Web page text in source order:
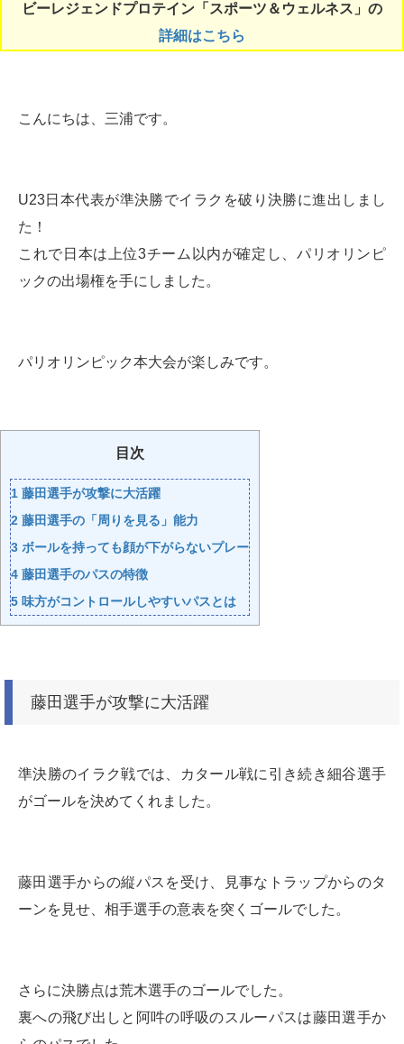
ビーレジェンドプロテイン「スポーツ＆ウェルネス」の
詳細はこちら
こんにちは、三浦です。
U23日本代表が準決勝でイラクを破り決勝に進出しまし
た！
これで日本は上位3チーム以内が確定し、パリオリンピ
ックの出場権を手にしました。
パリオリンピック本大会が楽しみです。
目次
1 藤田選手が攻撃に大活躍
2 藤田選手の「周りを見る」能力
3 ボールを持っても顔が下がらないプレー
4 藤田選手のパスの特徴
5 味方がコントロールしやすいパスとは
藤田選手が攻撃に大活躍
準決勝のイラク戦では、カタール戦に引き続き細谷選手
がゴールを決めてくれました。
藤田選手からの縦パスを受け、見事なトラップからのタ
ーンを見せ、相手選手の意表を突くゴールでした。
さらに決勝点は荒木選手のゴールでした。
裏への飛び出しと阿吽の呼吸のスルーパスは藤田選手か